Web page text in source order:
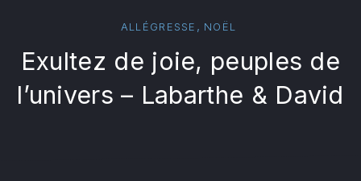
ALLÉGRESSE , NOËL
Exultez de joie, peuples de
l’univers – Labarthe & David